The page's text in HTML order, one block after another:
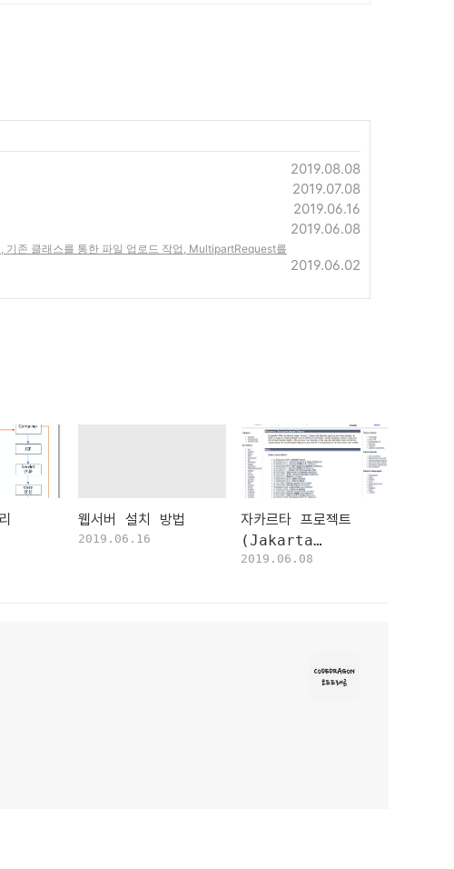
2019.08.08
2019.07.08
2019.06.16
2019.06.08
존 클래스를 통한 파일 업로드 작업, MultipartRequest를
2019.06.02
웹서버 설치 방법
2019.06.16
자카르타 프로젝트
(Jakarta
Project)
2019.06.08